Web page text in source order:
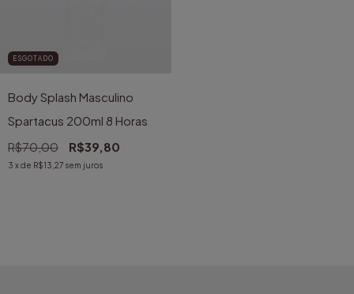
ESGOTADO
Body Splash Masculino
Spartacus 200ml 8 Horas
R$70,00
R$39,80
3 x de R$13,27 sem juros